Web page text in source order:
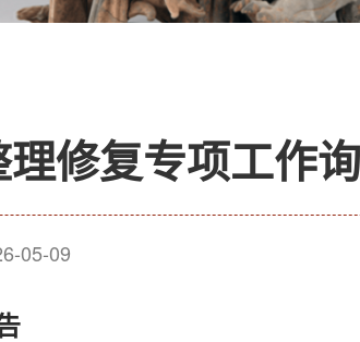
修复专项工作
05-09